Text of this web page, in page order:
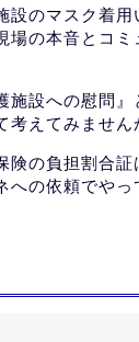
設のマスク着
場の本音とコ
施設への慰問
考えてみません
険の負担割合
への依頼でや